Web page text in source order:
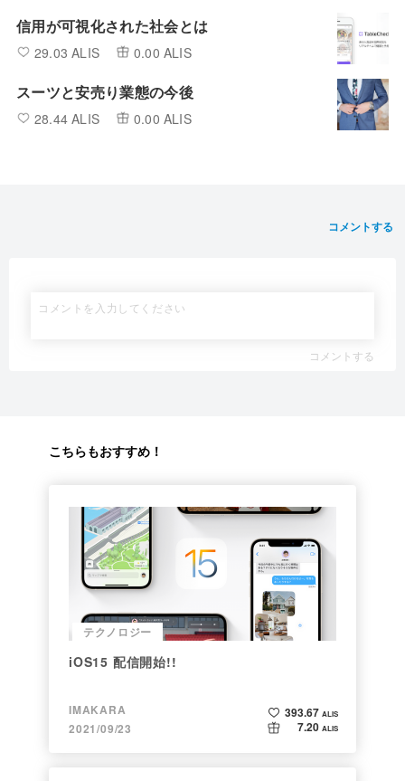
信用が可視化された社会とは
29.03 ALIS 0.00 ALIS
スーツと安売り業態の今後
28.44 ALIS 0.00 ALIS
コメントする
コメントする
こちらもおすすめ！
テクノロジー
iOS15 配信開始!!
IMAKARA
2021/09/23
393.67 ALIS
7.20 ALIS